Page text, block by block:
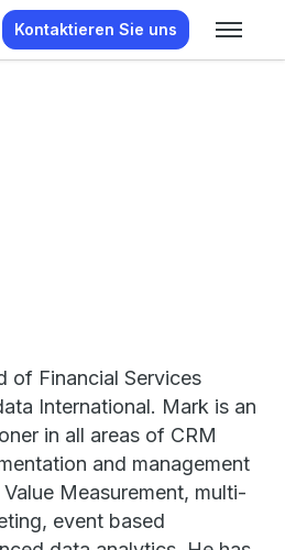
Kontaktieren Sie uns
of Financial Services
International. Mark is an
in all areas of CRM
and management
Measurement, multi-
event based